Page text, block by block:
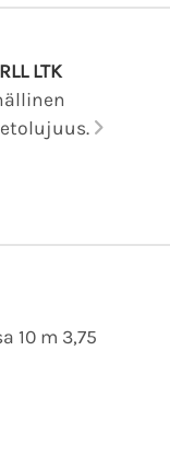
LTK
10 m 3,75